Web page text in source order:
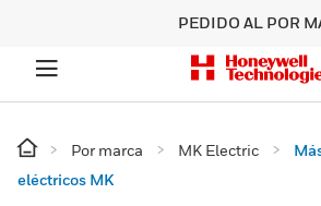
PEDIDO AL POR
Por marca MK Electric
eléctricos MK